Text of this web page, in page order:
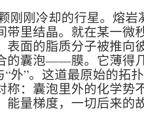
刚刚冷却的行星。熔
带里结晶。就在某一微
表面的脂质分子被推向
的囊泡——膜。它薄得
“外”。这道最原始的拓
称：囊泡里外的化学势
能量梯度，一切后来的